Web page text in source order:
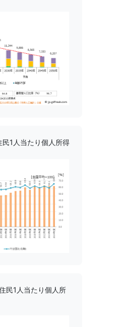
民1人当たり個人所得
民1人当たり個人所